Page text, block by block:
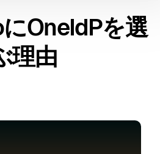
OneIdPを選
理由